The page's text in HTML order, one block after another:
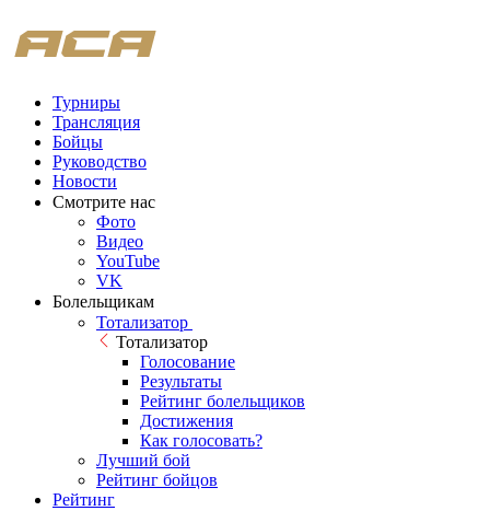
Турниры
Трансляция
Бойцы
Руководство
Новости
Смотрите нас
Фото
Видео
YouTube
VK
Болельщикам
Тотализатор
Тотализатор
Голосование
Результаты
Рейтинг болельщиков
Достижения
Как голосовать?
Лучший бой
Рейтинг бойцов
Рейтинг